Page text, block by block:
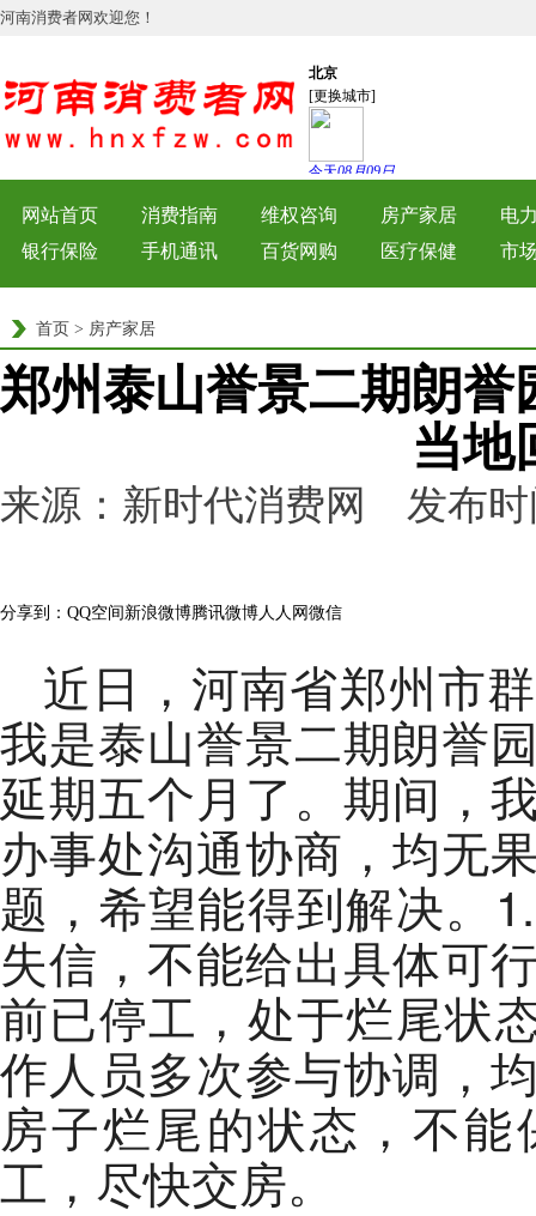
河南消费者网欢迎您！
网站首页 消费指南 维权咨询 房产家居
电
银行保险
手机通讯 百货网购 医疗保健 市
首页 > 房产家居
郑州泰山誉景二期朗
当地
来源：新时代消费网 发布
分享到： QQ空间 新浪微博腾讯微博人人网 微信
近日，河南省郑州市
我是泰山誉景二期朗誉
延期五个月了。期间，
办事处沟通协商，均无
题，希望能得到解决。
失信，不能给出具体可
前已停工，处于烂尾状
作人员多次参与协调，
房子烂尾的状态，不
工，尽快交房。